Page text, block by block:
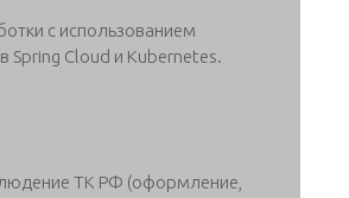
с использованием
Spring Cloud и Kubernetes.
ТК РФ (оформление,